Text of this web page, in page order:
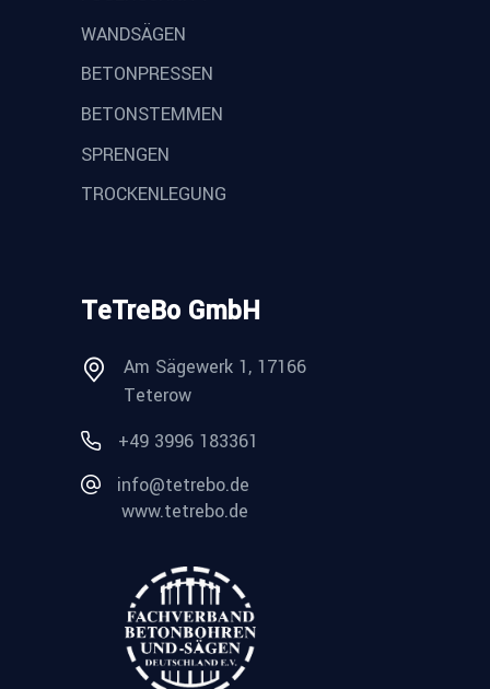
WANDSÄGEN
BETONPRESSEN
BETONSTEMMEN
SPRENGEN
TROCKENLEGUNG
TeTreBo GmbH
Am Sägewerk 1, 17166
Teterow
+49 3996 183361
info@tetrebo.de
www.tetrebo.de